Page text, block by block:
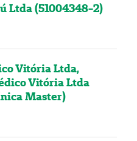
Ltda (51004348-2)
Vitória Ltda,
Vitória Ltda
Master)